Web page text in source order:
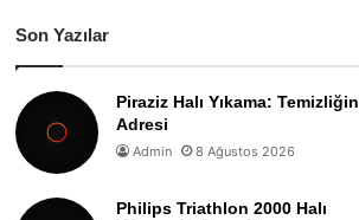
Son Yazılar
Piraziz Halı Yıkama: Temizliğin
Adresi
Admin 8 Ağustos 2026
Philips Triathlon 2000 Halı